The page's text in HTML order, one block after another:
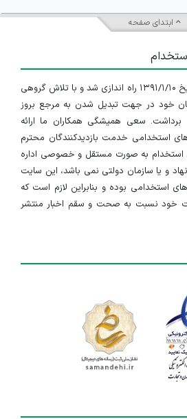
ابتدای صفحه
سایت ایران استخدام در تاریخ ۱۳۹۱/۱/۱۰ راه اندازی شد و با تلاش گروهی
خود در جهت تبدیل شدن به مرجع بروز
سعی همیشگی همکاران ما ارائه
استخدامی خدمت بازدیدکنندگان محترم
استخدام به صورت مستقل و خصوصی اداره
و یا سازمان دولتی نمی باشد، این سایت
استخدامی بوده و بنابراین لازم است که
خود نسبت به صحت و سقم اخبار منتشر